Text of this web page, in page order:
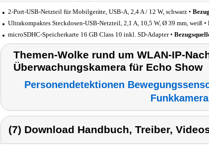
2-Port-USB-Netzteil für Mobilgeräte, USB-A, 2,4 A / 12 W, schwarz •
Ultrakompaktes Steckdosen-USB-Netzteil, 2,1 A, 10,5 W, Ø 39 mm, weiß •
microSDHC-Speicherkarte 16 GB Class 10 inkl. SD-Adapter •
Themen-Wolke rund um WLAN-IP-
Überwachungskamera für Echo Show
Personendetektionen
(7) Download Handbuch, Treiber,